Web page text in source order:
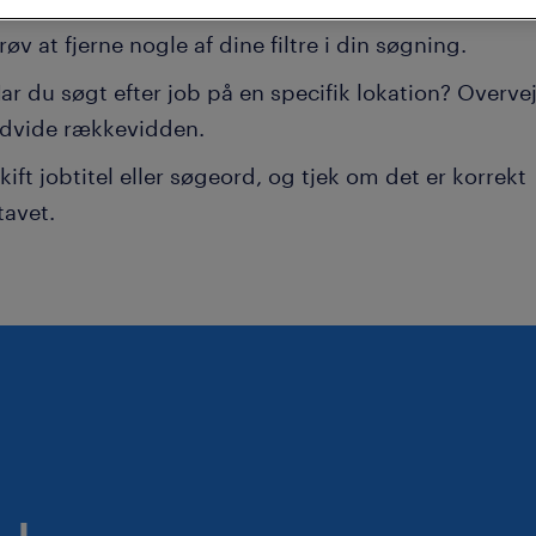
at fjerne nogle af dine filtre i din søgning.
du søgt efter job på en specifik lokation?
rækkevidden.
jobtitel eller søgeord, og tjek om det er korrekt